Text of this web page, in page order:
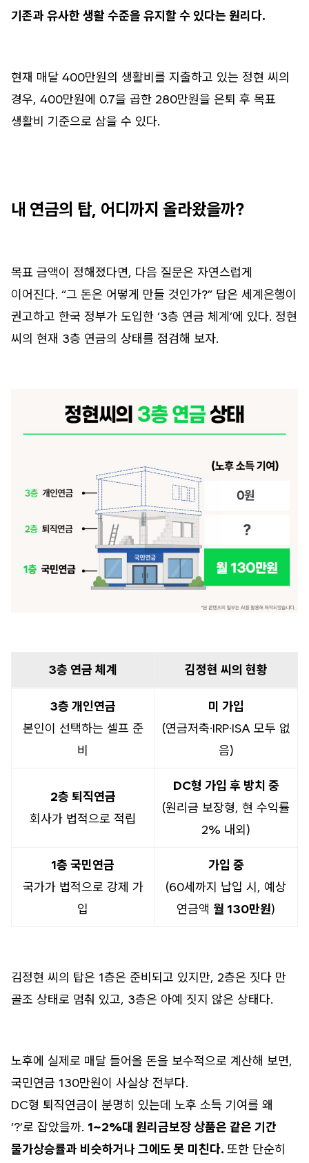
기존과 유사한 생활 수준을 유지할 수 있다는 원리다.
현재 매달 400만원의 생활비를 지출하고 있는 정현 씨의
경우, 400만원에 0.7을 곱한 280만원을 은퇴 후 목표
생활비 기준으로 삼을 수 있다.
내 연금의 탑, 어디까지 올라왔을까?
목표 금액이 정해졌다면, 다음 질문은 자연스럽게
이어진다. “그 돈은 어떻게 만들 것인가?” 답은 세계은행이
권고하고 한국 정부가 도입한 ‘3층 연금 체계’에 있다. 정현
씨의 현재 3층 연금의 상태를 점검해 보자.
3층 연금 체계 김정현 씨의 현황
3층 개인연금
본인이 선택하는 셀프 준
비
미 가입
(연금저축·IRP·ISA 모두 없
음)
2층 퇴직연금
회사가 법적으로 적립
DC형 가입 후 방치 중
(원리금 보장형, 현 수익률
2% 내외)
1층 국민연금
국가가 법적으로 강제 가
입
가입 중
(60세까지 납입 시, 예상
연금액 월 130만원)
김정현 씨의 탑은 1층은 준비되고 있지만, 2층은 짓다 만
골조 상태로 멈춰 있고, 3층은 아예 짓지 않은 상태다.
노후에 실제로 매달 들어올 돈을 보수적으로 계산해 보면,
국민연금 130만원이 사실상 전부다.
DC형 퇴직연금이 분명히 있는데 노후 소득 기여를 왜
‘?’로 잡았을까. 1~2%대 원리금보장 상품은 같은 기간
물가상승률과 비슷하거나 그에도 못 미친다. 또한 단순히